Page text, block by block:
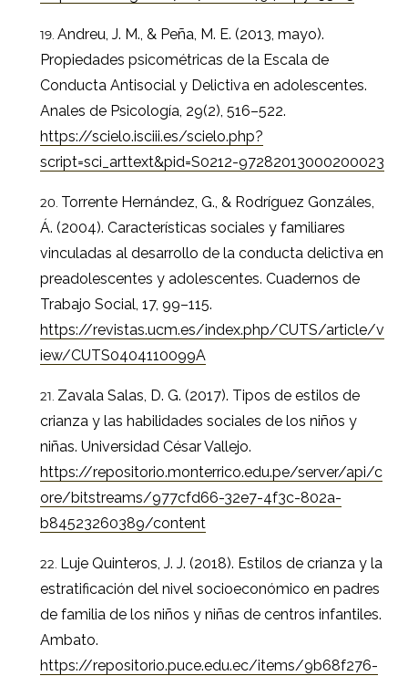
Andreu, J. M., & Peña, M. E. (2013, mayo).
Propiedades psicométricas de la Escala de
Conducta Antisocial y Delictiva en adolescentes.
Anales de Psicología, 29(2), 516–522.
https://scielo.isciii.es/scielo.php?
script=sci_arttext&pid=S0212-97282013000200023
Torrente Hernández, G., & Rodríguez Gonzáles,
Á. (2004). Características sociales y familiares
vinculadas al desarrollo de la conducta delictiva en
preadolescentes y adolescentes. Cuadernos de
Trabajo Social, 17, 99–115.
https://revistas.ucm.es/index.php/CUTS/article/v
iew/CUTS0404110099A
Zavala Salas, D. G. (2017). Tipos de estilos de
crianza y las habilidades sociales de los niños y
niñas. Universidad César Vallejo.
https://repositorio.monterrico.edu.pe/server/api/c
ore/bitstreams/977cfd66-32e7-4f3c-802a-
b84523260389/content
Luje Quinteros, J. J. (2018). Estilos de crianza y la
estratificación del nivel socioeconómico en padres
de familia de los niños y niñas de centros infantiles.
Ambato.
https://repositorio.puce.edu.ec/items/9b68f276-